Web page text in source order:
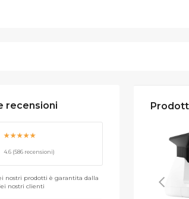
recensioni
★★★★★
4.6 (586 recensioni)
nostri prodotti è garantita dalla
nostri clienti